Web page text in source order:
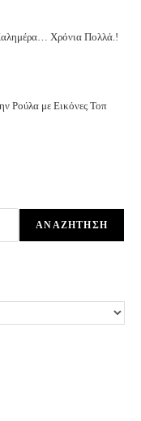
Χρόνια Πολλά.!
Ρούλα με Εικόνες Τοπ
ΑΝΑΖΉΤΗΣΗ